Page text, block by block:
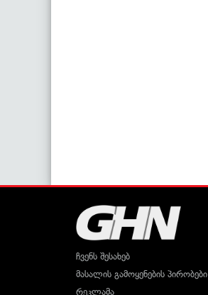
ჩვენს შესახებ
მასალის გამოყენების პირობები
რეკლამა